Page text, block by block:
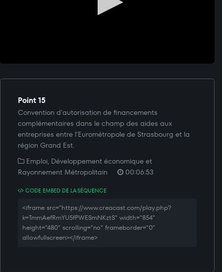
Point 15
Convention d'autorisation de financements
complémentaires dans le champ des aides aux
entreprises entre l'Eurométropole de Strasbourg et la
région Grand Est.
Emploi, Développement économique et
Rayonnement Métropolitain
00:06:53
CODE EMBED DE LA SÉQUENCE
<iframe src="https://www.creacast.com/play.php?
k=TmmAefRmYU5fPWESmNKztS" width="854"
height="480" scrolling="no" frameborder="0"
allowfullscreen></iframe>